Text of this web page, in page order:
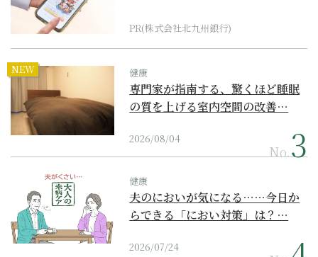
PR(株式会社北九州銀行)
NEW 健康
専門家が指南する、驚くほど睡眠
の質を上げる室内空間の改善…
2026/08/04
No.
健康
夫のにおいが気になる……今日か
らできる「におい対策」は？…
2026/07/24